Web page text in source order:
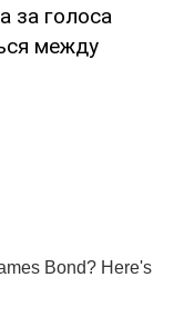
за голоса
между